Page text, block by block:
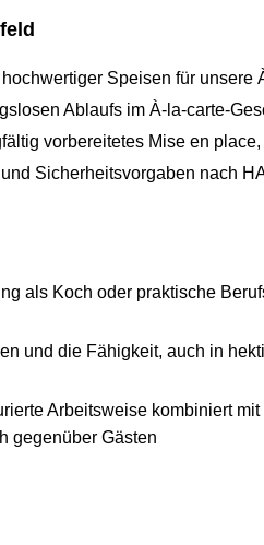
Speisen für unsere
Ablaufs im À-la-carte-
vorbereitetes Mise en
Sicherheitsvorgaben nach
als Koch oder praktische
und die Fähigkeit, auch in
Arbeitsweise kombiniert
gegenüber Gästen